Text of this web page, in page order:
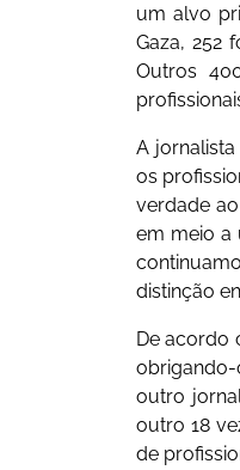
um alvo
Gaza, 252
Outros
A
os
verdade
em meio a
distinção
De acordo
obrigando-
outro
outro 18
de